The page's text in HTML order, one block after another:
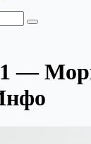
—